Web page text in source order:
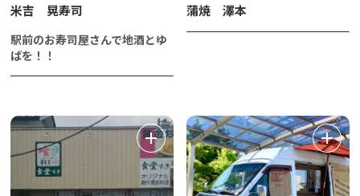
米吉 晃寿司
駅前のお寿司屋さんで地酒とゆ
ばを！！
蒲焼 澤本